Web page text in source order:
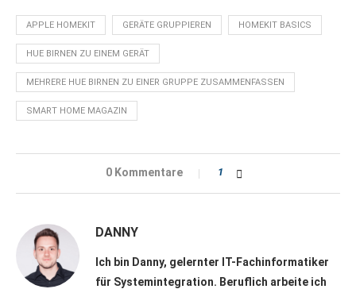
APPLE HOMEKIT GERÄTE GRUPPIEREN HOMEKIT BASICS
HUE BIRNEN ZU EINEM GERÄT
MEHRERE HUE BIRNEN ZU EINER GRUPPE ZUSAMMENFASSEN
SMART HOME MAGAZIN
0 Kommentare 1
DANNY
Ich bin Danny, gelernter IT-Fachinformatiker
für Systemintegration. Beruflich arbeite ich